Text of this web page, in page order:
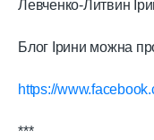
Левченко-Литвин
Блог Ірини можна
https://
***